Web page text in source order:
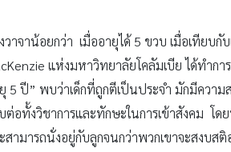
าจาน้อยกว่า เมื่ออายุได้ 5 ขวบ เมื่อเทียบกั
แห่งมหาวิทยาลัยโคลัมเบีย ได้ทำกา
ปี” พบว่าเด็กที่ถูกตีเป็นประจำ มักมีความ
ต่อทั้งวิชาการและทักษะในการเข้าสังคม โ
ามารถนั่งอยู่กับลูกจนกว่าพวกเขาจะสงบส